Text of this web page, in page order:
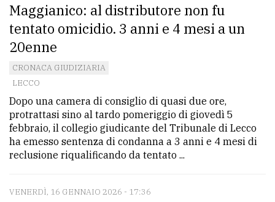
redazione
Scrivici
Per
la
tua
pubblicità
CERCA
per
Maggianico: al distributore non fu
tentato omicidio. 3 anni e 4 mesi a un
20enne
CRONACA GIUDIZIARIA
LECCO
Dopo una camera di consiglio di quasi due ore,
protrattasi sino al tardo pomeriggio di giovedì 5
febbraio, il collegio giudicante del Tribunale di Lecco
ha emesso sentenza di condanna a 3 anni e 4 mesi di
reclusione riqualificando da tentato ...
VENERDÌ, 16 GENNAIO 2026 - 17:36